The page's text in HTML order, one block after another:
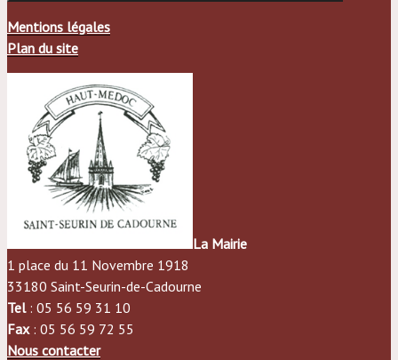
Mentions légales
Plan du site
La Mairie
1 place du 11 Novembre 1918
33180 Saint-Seurin-de-Cadourne
Tel: 05 56 59 31 10
Fax : 05 56 59 72 55
Nous contacter